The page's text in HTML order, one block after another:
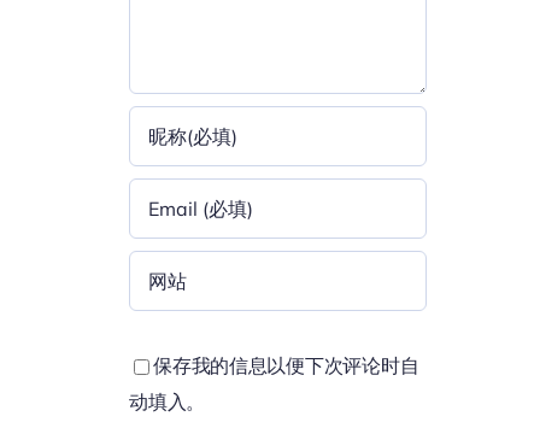
保存我的信息以便下次评论时自
动填入。